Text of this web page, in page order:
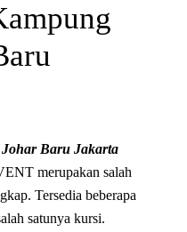
Baru Jakarta
merupakan salah
Tersedia beberapa
satunya kursi.